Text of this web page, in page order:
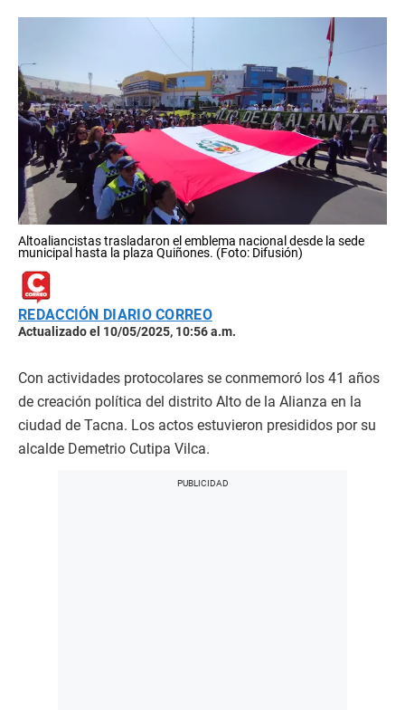
Altoaliancistas trasladaron el emblema nacional desde la sede
municipal hasta la plaza Quiñones. (Foto: Difusión)
REDACCIÓN DIARIO CORREO
Actualizado el 10/05/2025, 10:56 a.m.
Con actividades protocolares se conmemoró los 41 años
de creación política del distrito Alto de la Alianza en la
ciudad de Tacna. Los actos estuvieron presididos por su
alcalde Demetrio Cutipa Vilca.